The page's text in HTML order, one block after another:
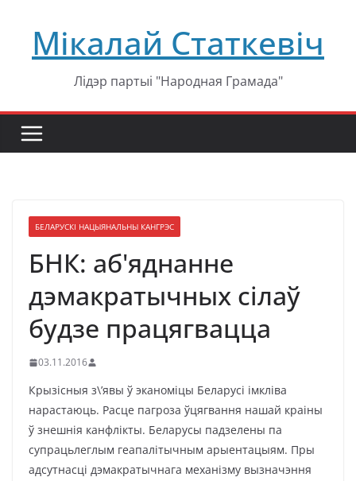
содержимому
Мікалай Статкевіч
Лідэр партыі "Народная Грамада"
БЕЛАРУСКІ НАЦЫЯНАЛЬНЫ КАНГРЭС
БНК: аб'яднанне
дэмакратычных сілаў
будзе працягвацца
03.11.2016
Крызісныя з\’явы ў эканоміцы Беларусі імкліва
нарастаюць. Расце пагроза ўцягвання нашай краіны
ў знешнія канфлікты. Беларусы падзелены па
супрацьлеглым геапалітычным арыентацыям. Пры
адсутнасці дэмакратычнага механізму вызначэння